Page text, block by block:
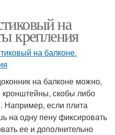
на
крепления
на балконе можно,
скобы либо
если плита
на одну пену фиксировать
ее и дополнительно